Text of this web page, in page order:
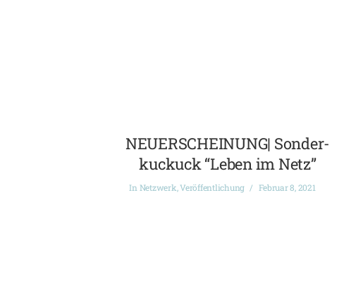
NEUERSCHEINUNG| Sonder-
kuckuck “Leben im Netz”
In Netzwerk,Veröffentlichung Februar 8, 2021